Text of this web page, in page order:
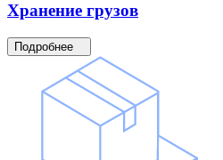
Хранение грузов
Подробнее